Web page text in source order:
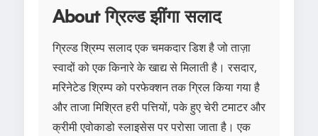
About ग्रिल्ड झींगा सलाद
ग्रिल्ड श्रिम्प सलाद एक चमकदार डिश है जो ताज़ा
स्वादों को एक किनारे के खाद्य से मिलाती है। रसदार,
मरिनेटेड श्रिम्प को परफेक्शन तक ग्रिल किया गया है
और ताजा मिश्रित हरी पत्तियों, पके हुए चेरी टमाटर और
क्रीमी एवोकाडो स्लाइसेस पर परोसा जाता है। एक